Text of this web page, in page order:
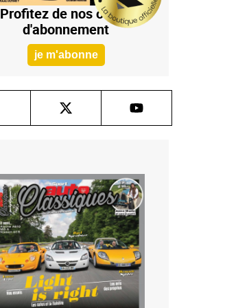
Profitez de nos offres
d'abonnement
je m'abonne